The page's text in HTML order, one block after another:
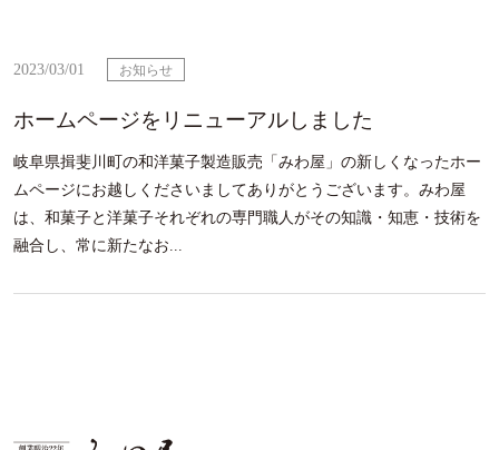
2023/03/01 お知らせ
ホームページをリニューアルしました
岐阜県揖斐川町の和洋菓子製造販売「みわ屋」の新しくなったホー
ムページにお越しくださいましてありがとうございます。みわ屋
は、和菓子と洋菓子それぞれの専門職人がその知識・知恵・技術を
融合し、常に新たなお...